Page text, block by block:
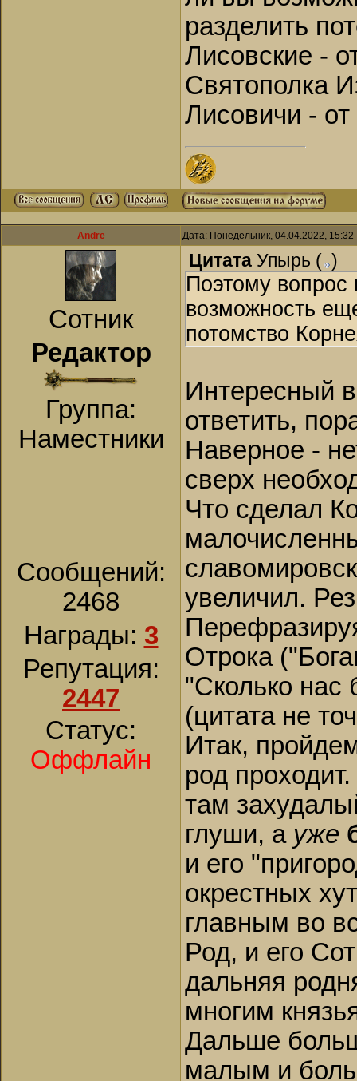
разделить
Лисовские -
Святополка
Лисовичи -
Andre Дата: Понедельник, 04.04.2022,
Сотник
Редактор
Группа:
Наместники
Сообщений:
2468
Награды: 3
Репутация:
2447
Статус:
Оффлайн
Цитата Упырь ( )
Поэтому вопрос
возможность
потомство
Интересный
ответить,
Наверное -
сверх
Что сделал
увеличил.
Отрока
"Сколько нас
(цитата не
Итак,
род
там
глуши, а уже
и его
окрестных
главным во
Род, и его
дальняя
многим
Дальше
малым и